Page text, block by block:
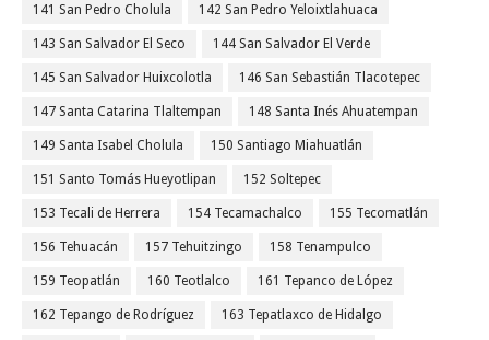
141 San Pedro Cholula 142 San Pedro Yeloixtlahuaca
143 San Salvador El Seco 144 San Salvador El Verde
145 San Salvador Huixcolotla 146 San Sebastián Tlacotepec
147 Santa Catarina Tlaltempan 148 Santa Inés Ahuatempan
149 Santa Isabel Cholula 150 Santiago Miahuatlán
151 Santo Tomás Hueyotlipan 152 Soltepec
153 Tecali de Herrera 154 Tecamachalco 155 Tecomatlán
156 Tehuacán 157 Tehuitzingo 158 Tenampulco
159 Teopatlán 160 Teotlalco 161 Tepanco de López
162 Tepango de Rodríguez 163 Tepatlaxco de Hidalgo